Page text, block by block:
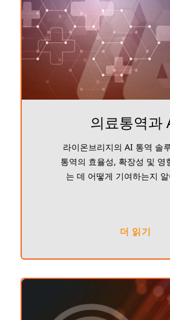
의료통역과
라이온브리지의 AI 통역 솔
통역의 효율성, 확장성 및 영
는 데 어떻게 기여하는지
더 읽기